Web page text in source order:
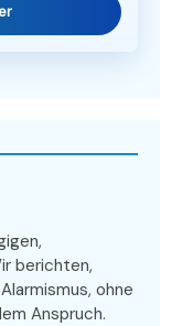
berichten,
ohne
Anspruch.